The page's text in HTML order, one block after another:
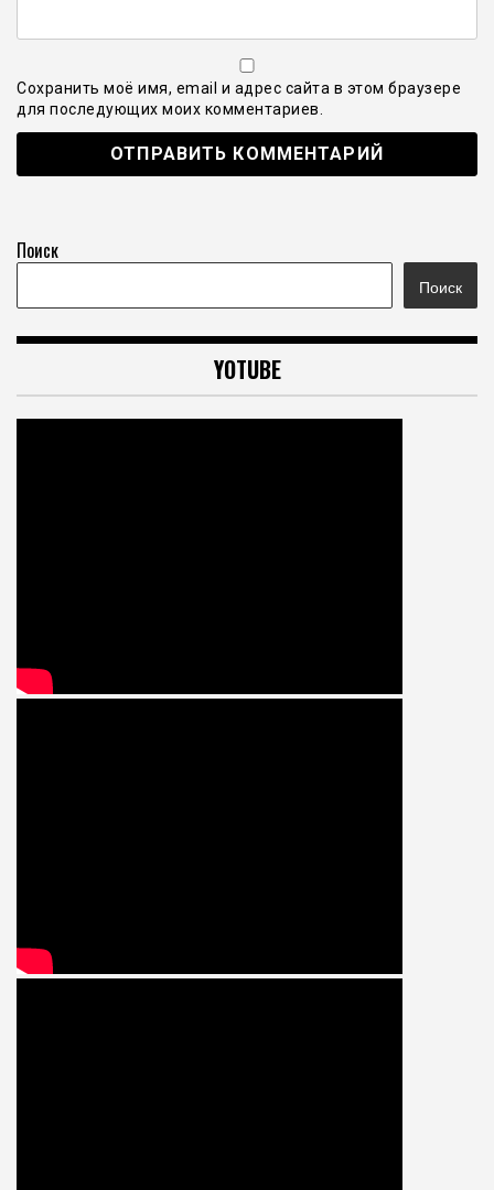
Сохранить моё имя, email и адрес сайта в этом браузере
для последующих моих комментариев.
Поиск
Поиск
YOTUBE